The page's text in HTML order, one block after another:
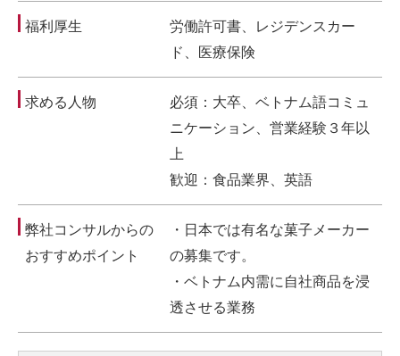
福利厚生
労働許可書、レジデンスカー
ド、医療保険
求める人物
必須：大卒、ベトナム語コミュ
ニケーション、営業経験３年以
上
歓迎：食品業界、英語
弊社コンサルからの
おすすめポイント
・日本では有名な菓子メーカー
の募集です。
・ベトナム内需に自社商品を浸
透させる業務